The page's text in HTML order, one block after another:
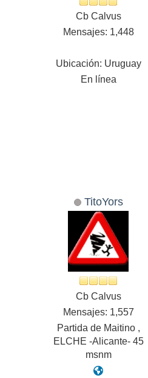
Cb Calvus
Mensajes: 1,448
Ubicación: Uruguay
En línea
TitoYors
Cb Calvus
Mensajes: 1,557
Partida de Maitino ,
ELCHE -Alicante- 45
msnm